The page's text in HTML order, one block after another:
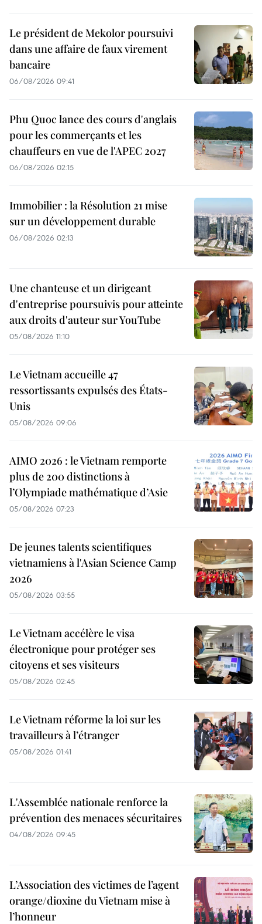
Le président de Mekolor poursuivi
dans une affaire de faux virement
bancaire
06/08/2026 09:41
Phu Quoc lance des cours d'anglais
pour les commerçants et les
chauffeurs en vue de l'APEC 2027
06/08/2026 02:15
Immobilier : la Résolution 21 mise
sur un développement durable
06/08/2026 02:13
Une chanteuse et un dirigeant
d'entreprise poursuivis pour atteinte
aux droits d'auteur sur YouTube
05/08/2026 11:10
Le Vietnam accueille 47
ressortissants expulsés des États-
Unis
05/08/2026 09:06
AIMO 2026 : le Vietnam remporte
plus de 200 distinctions à
l’Olympiade mathématique d’Asie
05/08/2026 07:23
De jeunes talents scientifiques
vietnamiens à l'Asian Science Camp
2026
05/08/2026 03:55
Le Vietnam accélère le visa
électronique pour protéger ses
citoyens et ses visiteurs
05/08/2026 02:45
Le Vietnam réforme la loi sur les
travailleurs à l’étranger
05/08/2026 01:41
L'Assemblée nationale renforce la
prévention des menaces sécuritaires
04/08/2026 09:45
L’Association des victimes de l’agent
orange/dioxine du Vietnam mise à
l’honneur